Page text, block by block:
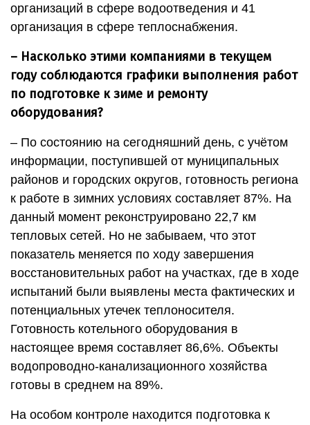
организаций в сфере водоотведения и 41
организация в сфере теплоснабжения.
– Насколько этими компаниями в текущем
году соблюдаются графики выполнения работ
по подготовке к зиме и ремонту
оборудования?
– По состоянию на сегодняшний день, с учётом
информации, поступившей от муниципальных
районов и городских округов, готовность региона
к работе в зимних условиях составляет 87%. На
данный момент реконструировано 22,7 км
тепловых сетей. Но не забываем, что этот
показатель меняется по ходу завершения
восстановительных работ на участках, где в ходе
испытаний были выявлены места фактических и
потенциальных утечек теплоносителя.
Готовность котельного оборудования в
настоящее время составляет 86,6%. Объекты
водопроводно-канализационного хозяйства
готовы в среднем на 89%.
На особом контроле находится подготовка к